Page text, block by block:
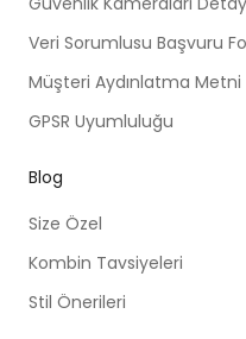
Veri Sorumlusu Başvuru
Müşteri Aydınlatma Metni
GPSR Uyumluluğu
Blog
Size Özel
Kombin Tavsiyeleri
Stil Önerileri